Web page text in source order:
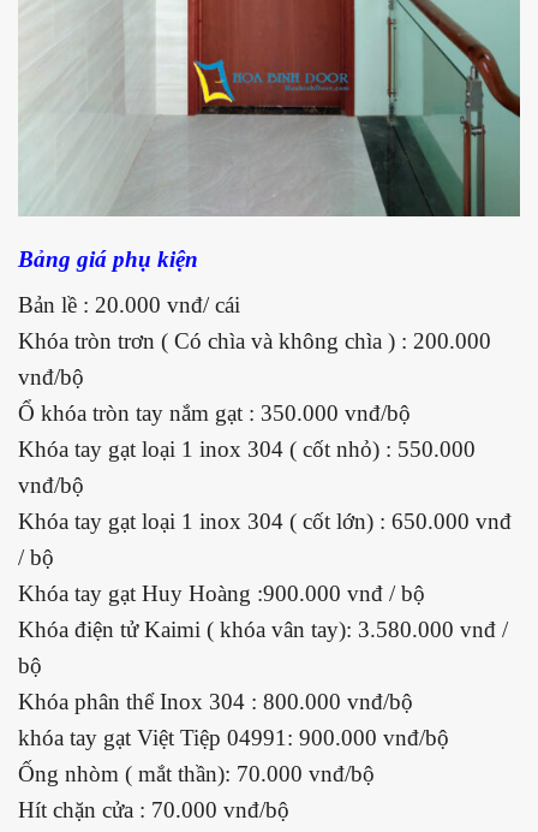
Bảng giá phụ kiện
Bản lề : 20.000 vnđ/ cái
Khóa tròn trơn ( Có chìa và không chìa ) : 200.000
vnđ/bộ
Ổ khóa tròn tay nắm gạt : 350.000 vnđ/bộ
Khóa tay gạt loại 1 inox 304 ( cốt nhỏ) : 550.000
vnđ/bộ
Khóa tay gạt loại 1 inox 304 ( cốt lớn) : 650.000 vnđ
/ bộ
Khóa tay gạt Huy Hoàng :900.000 vnđ / bộ
Khóa điện tử Kaimi ( khóa vân tay): 3.580.000 vnđ /
bộ
Khóa phân thể Inox 304 : 800.000 vnđ/bộ
khóa tay gạt Việt Tiệp 04991: 900.000 vnđ/bộ
Ống nhòm ( mắt thần): 70.000 vnđ/bộ
Hít chặn cửa : 70.000 vnđ/bộ